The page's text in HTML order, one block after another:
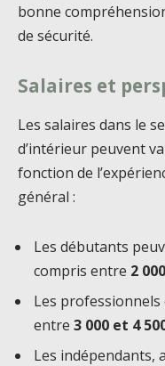
bonne
de sécurité.
Salaires et
Les salaires dans le
d’intérieur peuvent
fonction de
général :
Les débutants
compris entre 2
Les
entre 3 000 et 4
Les indépendants,